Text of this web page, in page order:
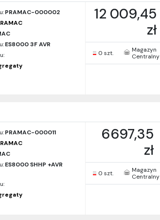
PRAMAC-000002
ES8000 3F AVR
12 009,45
zł
0 szt.
Magazyn
Centralny
PRAMAC-000011
ES8000 SHHP +AVR
6697,35
zł
0 szt.
Magazyn
Centralny